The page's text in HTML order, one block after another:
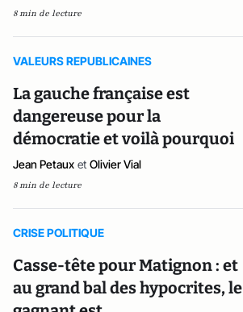
8 min de lecture
VALEURS REPUBLICAINES
La gauche française est
dangereuse pour la
démocratie et voilà pourquoi
Jean Petaux et Olivier Vial
8 min de lecture
CRISE POLITIQUE
Casse-tête pour Matignon : et
au grand bal des hypocrites, le